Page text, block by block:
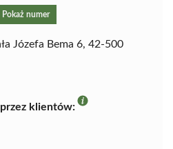
Pokaż numer
Józefa Bema 6, 42-500
klientów: